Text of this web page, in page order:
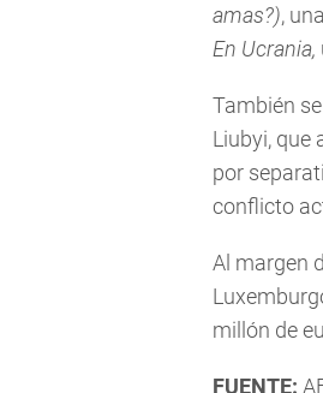
amas?),
En Ucrania,
También
Liubyi, que
por
conflicto
Al margen
millón de
FUENTE: